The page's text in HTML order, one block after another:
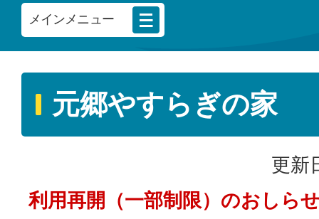
メインメニュー
元郷やすらぎの家
更新
利用再開（一部制限）のおしら